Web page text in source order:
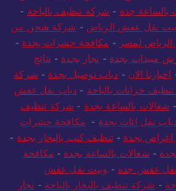
بالعين -دباب توصيل بجدة -شركة
بالساعة جدة - شركة تنظيف بالباحة
-
نقل عفش الرياض- شركة شحن من
لمصر- مكافحة حشرات بجدة
مبيدات بجدة- نجار بجدة-نتائج
اخبارنا الان- دباب توصيل بجدة -
شركة
خزانات بالباحة- دباب نقل عفش
- شغالات بالساعة بجدة -شركة تنظيف
دباب نقل اثاث بجدة -
مكافحة حشرات
اغراض بجدة- تنظيف كنب بالبخار بجدة
- شغالات بالساعة بجدة-مكافحة
نقل عفش جده-ونيت نقل عفش